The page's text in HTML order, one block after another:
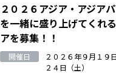
２０２６アジア・アジア
を一緒に盛り上げてくれ
アを募集！！
開催日
２０２６年９月１９
２４日（土）